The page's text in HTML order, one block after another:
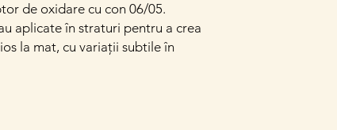
de oxidare cu con 06/05.
aplicate în straturi pentru a crea
la mat, cu variații subtile în